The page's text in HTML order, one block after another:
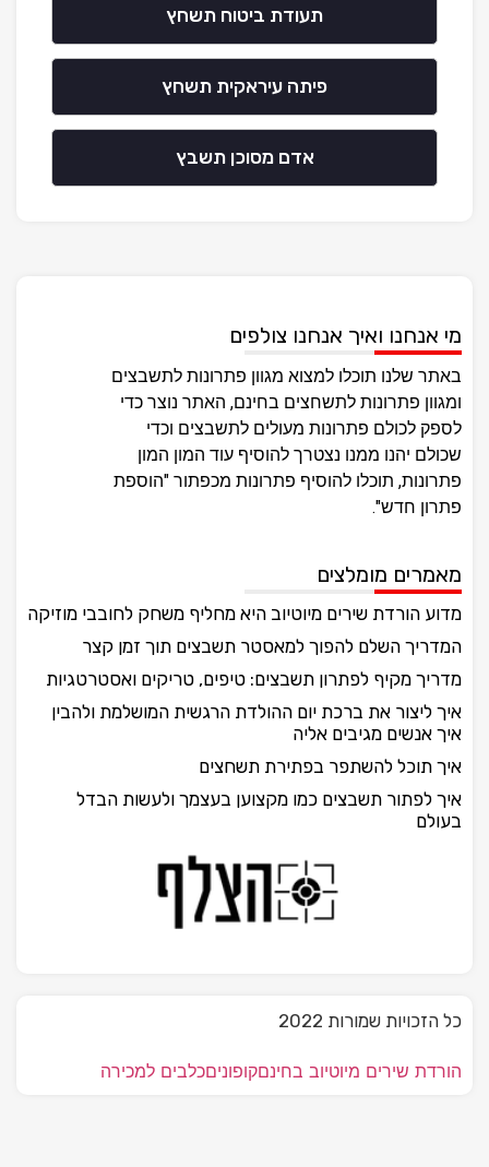
תעודת ביטוח תשחץ
פיתה עיראקית תשחץ
אדם מסוכן תשבץ
מי אנחנו ואיך אנחנו צולפים
באתר שלנו תוכלו למצוא מגוון פתרונות לתשבצים
ומגוון פתרונות לתשחצים בחינם, האתר נוצר כדי
לספק לכולם פתרונות מעולים לתשבצים וכדי
שכולם יהנו ממנו נצטרך להוסיף עוד המון המון
פתרונות, תוכלו להוסיף פתרונות מכפתור "הוספת
פתרון חדש".
מאמרים מומלצים
מדוע הורדת שירים מיוטיוב היא מחליף משחק לחובבי מוזיקה
המדריך השלם להפוך למאסטר תשבצים תוך זמן קצר
מדריך מקיף לפתרון תשבצים: טיפים, טריקים ואסטרטגיות
איך ליצור את ברכת יום ההולדת הרגשית המושלמת ולהבין
איך אנשים מגיבים אליה
איך תוכל להשתפר בפתירת תשחצים
איך לפתור תשבצים כמו מקצוען בעצמך ולעשות הבדל
בעולם
כל הזכויות שמורות 2022
הורדת שירים מיוטיוב בחינםקופוניםכלבים למכירה